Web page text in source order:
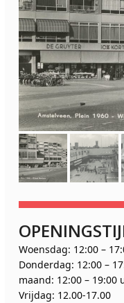
Woensdag: 12:00 –
Donderdag: 12:00 –
maand: 12:00 – 19:00
Vrijdag: 12.00-17.00